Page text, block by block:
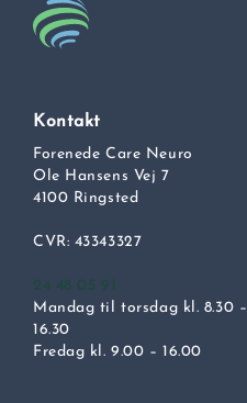
Kontakt
Forenede Care Neuro
Ole Hansens Vej 7
4100 Ringsted
CVR: 43343327
24 48 05 91
Mandag til torsdag kl. 8.30 –
16.30
Fredag kl. 9.00 – 16.00